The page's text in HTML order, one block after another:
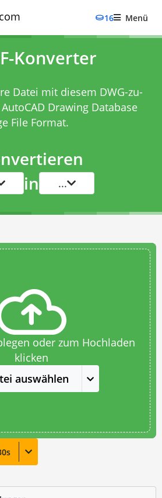
16 Menü
Konverter
Datei mit diesem DWG-zu-
Drawing Database
File Format.
in ...
oder zum Hochladen
klicken
auswählen
s